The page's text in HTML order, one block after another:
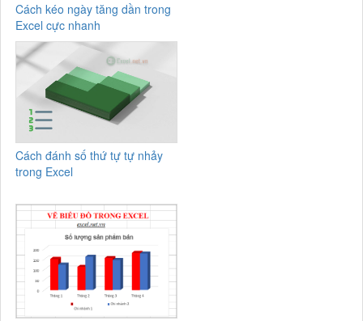
Cách kéo ngày tăng dần trong
Excel cực nhanh
Cách đánh số thứ tự tự nhảy
trong Excel